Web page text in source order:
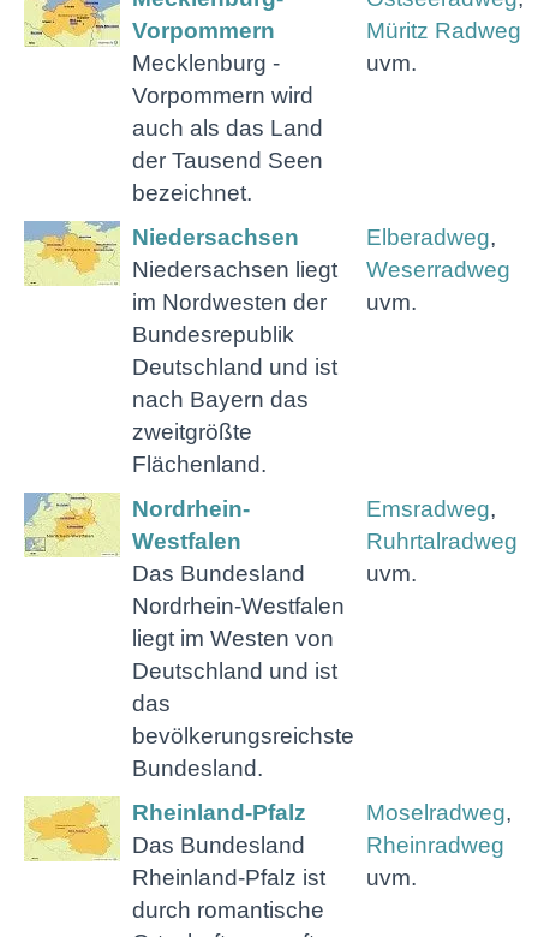
Vorpommern
Mecklenburg -
Vorpommern wird
auch als das Land
der Tausend Seen
bezeichnet.
Müritz Radweg
uvm.
Niedersachsen
Niedersachsen liegt
im Nordwesten der
Bundesrepublik
Deutschland und ist
nach Bayern das
zweitgrößte
Flächenland.
Elberadweg,
Weserradweg
uvm.
Nordrhein-
Westfalen
Das Bundesland
Nordrhein-Westfalen
liegt im Westen von
Deutschland und ist
das
bevölkerungsreichste
Bundesland.
Emsradweg,
Ruhrtalradweg
uvm.
Rheinland-Pfalz
Das Bundesland
Rheinland-Pfalz ist
durch romantische
Moselradweg,
Rheinradweg
uvm.